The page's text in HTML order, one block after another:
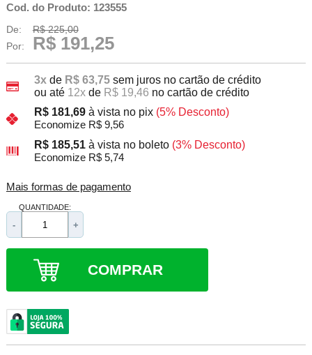
Cod. do Produto: 123555
De:
R$ 225,00
Por:
R$ 191,25
3xde R$ 63,75 sem juros no cartão de crédito
ou até 12xde R$ 19,46 no cartão de crédito
R$ 181,69 à vista no pix (5% Desconto)
Economize R$ 9,56
R$ 185,51 à vista no boleto (3% Desconto)
Economize R$ 5,74
Mais formas de pagamento
QUANTIDADE:
- +
COMPRAR